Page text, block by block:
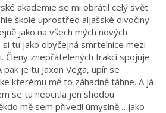
akademie se mi obrátil celý svět
škole uprostřed aljašské divočiny
jako na všech mých nových
si tu jako obyčejná smrtelnice mezi
Členy znepřátelených frakcí spojuje
pak je tu Jaxon Vega, upír se
kterému mě to záhadně táhne. A já
se tu neocitla jen shodou
mě sem přivedl úmyslně… jako